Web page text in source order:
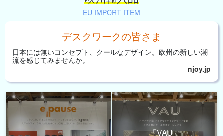
EU IMPORT ITEM
デスクワークの皆さま
日本には無いコンセプト、 クールなデザイン。 欧州の新しい潮
流を感じてみませんか。
njoy.jp
「VAU」